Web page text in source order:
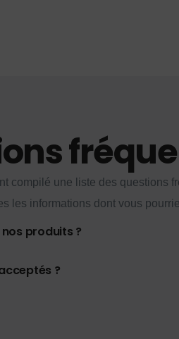
compilé une liste des questions
les informations dont vous
produits ?
?